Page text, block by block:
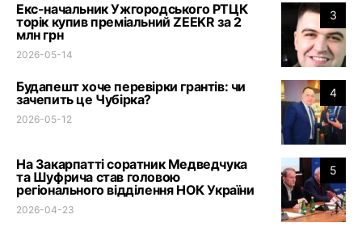
3
Екс-начальник Ужгородського РТЦК
торік купив преміальний ZEEKR за 2
млн грн
2026-05-14
4
Будапешт хоче перевірки грантів: чи
зачепить це Чубірка?
2026-05-12
5
На Закарпатті соратник Медведчука
та Шуфрича став головою
регіонального відділення НОК України
2026-04-23